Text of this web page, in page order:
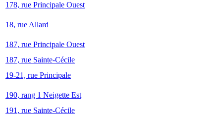
178, rue Principale Ouest
18, rue Allard
187, rue Principale Ouest
187, rue Sainte-Cécile
19-21, rue Principale
190, rang 1 Neigette Est
191, rue Sainte-Cécile